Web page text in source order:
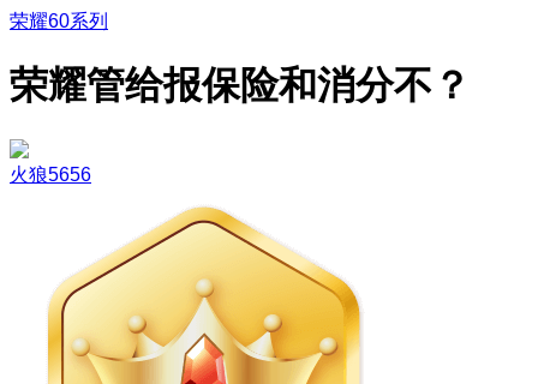
荣耀60系列
荣耀管给报保险和消分不？
火狼5656